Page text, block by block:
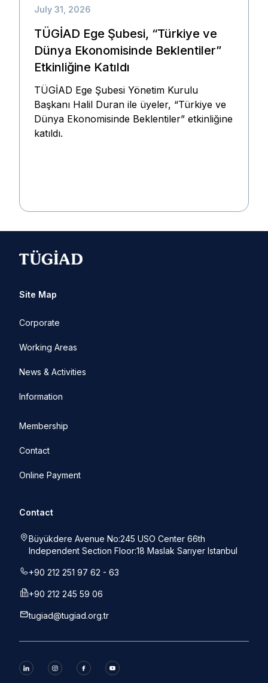
July 31, 2026
TÜGİAD Ege Şubesi, “Türkiye ve
Dünya Ekonomisinde Beklentiler”
Etkinliğine Katıldı
TÜGİAD Ege Şubesi Yönetim Kurulu
Başkanı Halil Duran ile üyeler, “Türkiye ve
Dünya Ekonomisinde Beklentiler” etkinliğine
katıldı.
Site Map
Corporate
Working Areas
News & Activities
Information
Membership
Contact
Online Payment
Contact
Büyükdere Avenue No:245 USO Center 66th
Independent Section Floor:18 Maslak Sarıyer Istanbul
+90 212 251 97 62 - 63
+90 212 245 59 06
tugiad@tugiad.org.tr